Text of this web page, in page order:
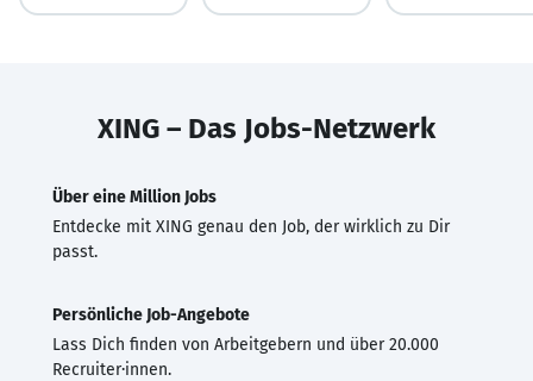
XING – Das Jobs-Netzwerk
Über eine Million Jobs
Entdecke mit XING genau den Job, der wirklich zu Dir
passt.
Persönliche Job-Angebote
Lass Dich finden von Arbeitgebern und über 20.000
Recruiter·innen.